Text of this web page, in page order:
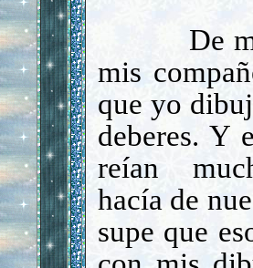
De
mis
que yo
deberes. Y
reían
hacía de
supe que